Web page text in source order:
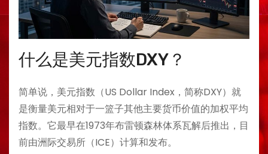
什么是美元指数DXY？
简单说，美元指数（US Dollar Index，简称DXY）就
是衡量美元相对于一篮子其他主要货币价值的加权平均
指数。它最早在1973年布雷顿森林体系瓦解后推出，目
前由洲际交易所（ICE）计算和发布。